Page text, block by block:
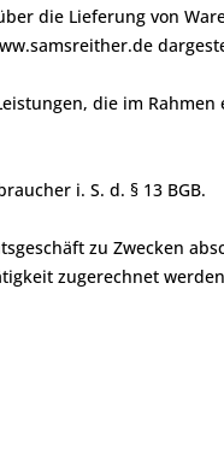
die Lieferung von
die im
i. S. d. § 13 BGB.
zu Zwecken
zugerechnet